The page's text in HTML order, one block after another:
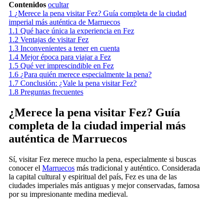
Contenidos ocultar
1 ¿Merece la pena visitar Fez? Guía completa de la ciudad
imperial más auténtica de Marruecos
1.1 Qué hace única la experiencia en Fez
1.2 Ventajas de visitar Fez
1.3 Inconvenientes a tener en cuenta
1.4 Mejor época para viajar a Fez
1.5 Qué ver imprescindible en Fez
1.6 ¿Para quién merece especialmente la pena?
1.7 Conclusión: ¿Vale la pena visitar Fez?
1.8 Preguntas frecuentes
¿Merece la pena visitar Fez? Guía
completa de la ciudad imperial más
auténtica de Marruecos
Sí, visitar Fez merece mucho la pena, especialmente si buscas
conocer el Marruecos más tradicional y auténtico. Considerada
la capital cultural y espiritual del país, Fez es una de las
ciudades imperiales más antiguas y mejor conservadas, famosa
por su impresionante medina medieval.